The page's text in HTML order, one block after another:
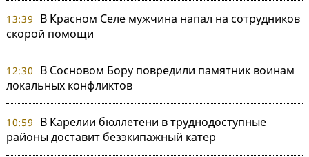
13:39
В Красном Селе мужчина напал на сотрудников
скорой помощи
12:30
В Сосновом Бору повредили памятник воинам
локальных конфликтов
10:59
В Карелии бюллетени в труднодоступные
районы доставит безэкипажный катер